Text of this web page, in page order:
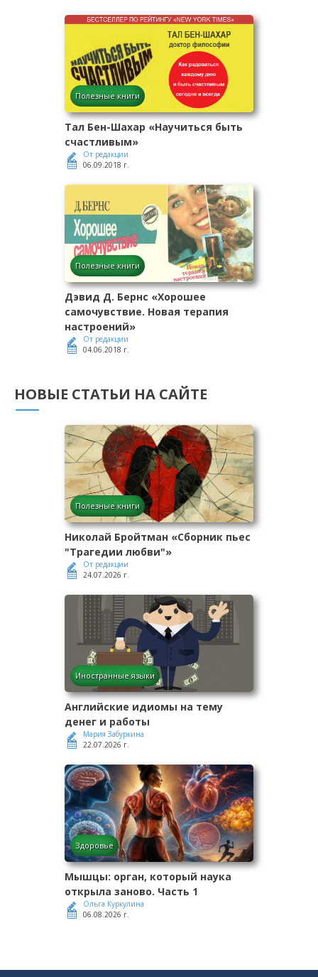
Полезные книги
Тал Бен-Шахар «Научиться быть
счастливым»
От редакции
06.09.2018 г.
Полезные книги
Дэвид Д. Бернс «Хорошее
самочувствие. Новая терапия
настроений»
От редакции
04.06.2018 г.
НОВЫЕ СТАТЬИ НА САЙТЕ
Полезные книги
Николай Бройтман «Сборник пьес
"Трагедии любви"»
От редакции
24.07.2026 г.
Иностранные языки
Английские идиомы на тему
денег и работы
Мария Забуркина
22.07.2026 г.
Здоровье
Мышцы: орган, который наука
открыла заново. Часть 1
Ольга Куркулина
06.08.2026 г.